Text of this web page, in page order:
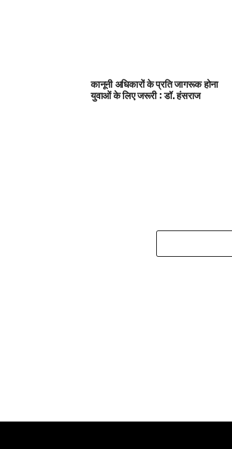
कानूनी अधिकारों के प्रति जागरूक होना
युवाओं के लिए जरूरी : डॉ. हंसराज